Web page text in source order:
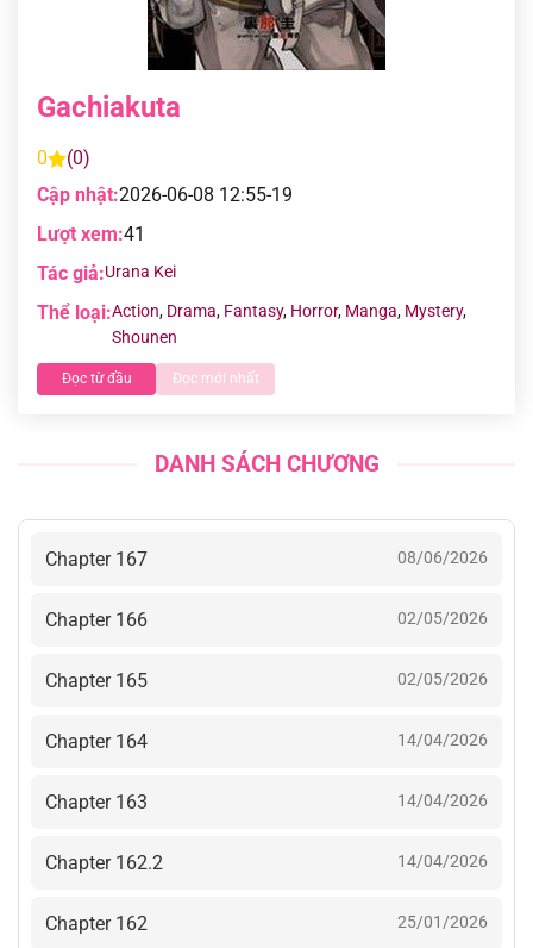
Gachiakuta
0
(0)
Cập nhật:2026-06-08 12:55-19
Lượt xem:41
Tác giả:Urana Kei
Thể loại:Action, Drama, Fantasy, Horror, Manga, Mystery,
Shounen
Đọc từ đầu Đọc mới nhất
DANH SÁCH CHƯƠNG
Chapter 167 08/06/2026
Chapter 166 02/05/2026
Chapter 165 02/05/2026
Chapter 164 14/04/2026
Chapter 163 14/04/2026
Chapter 162.2 14/04/2026
Chapter 162 25/01/2026